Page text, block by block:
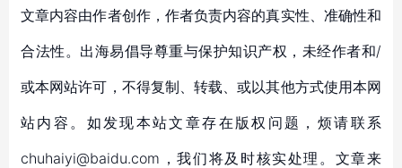
文章内容由作者创作，作者负责内容的真实性、准确性和
合法性。出海易倡导尊重与保护知识产权，未经作者和/
或本网站许可，不得复制、转载、或以其他方式使用本网
站内容。如发现本站文章存在版权问题，烦请联系
chuhaiyi@baidu.com，我们将及时核实处理。文章来